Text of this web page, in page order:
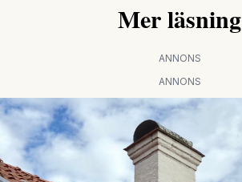
Mer läsning
ANNONS
ANNONS